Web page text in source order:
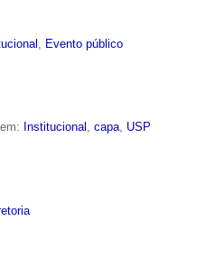
Evento público
Institucional ,capa, USP